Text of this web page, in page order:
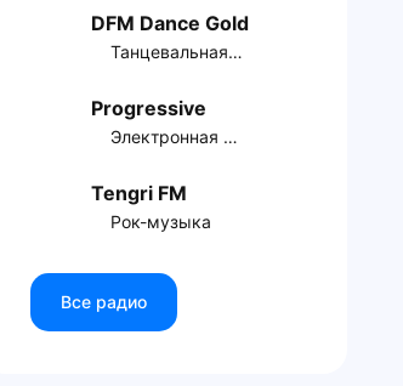
DFM Dance Gold
Танцевальная музыка
Progressive
Электронная музыка
Tengri FM
Рок-музыка
Все радио